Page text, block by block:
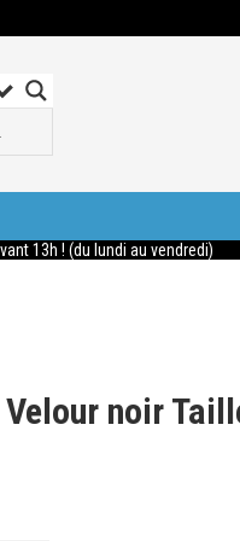
13h ! (du lundi au vendredi)
noir